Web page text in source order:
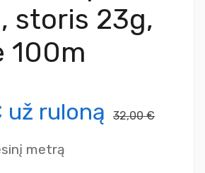
storis 23g,
100m
už ruloną 32,00 €
metrą